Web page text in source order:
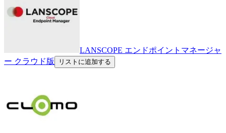
LANSCOPE エンドポイントマネージャ
ー クラウド版
リストに追加する